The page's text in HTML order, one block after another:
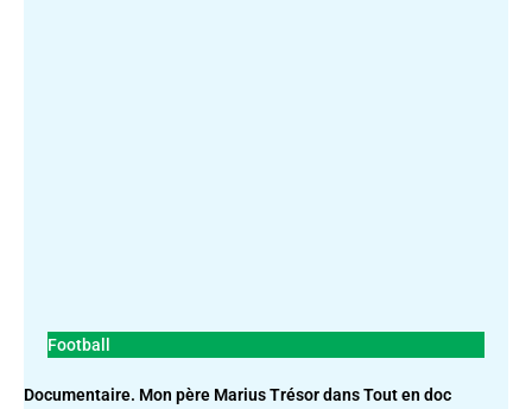
Football
Documentaire. Mon père Marius Trésor dans Tout en doc